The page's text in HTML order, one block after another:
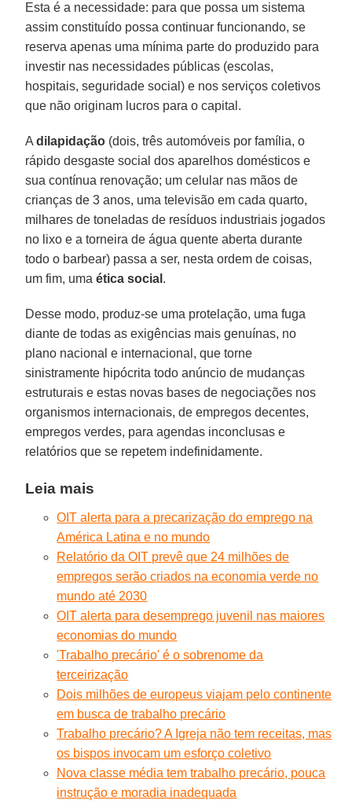
Esta é a necessidade: para que possa um sistema
assim constituído possa continuar funcionando, se
reserva apenas uma mínima parte do produzido para
investir nas necessidades públicas (escolas,
hospitais, seguridade social) e nos serviços coletivos
que não originam lucros para o capital.
Adilapidação (dois, três automóveis por família, o
rápido desgaste social dos aparelhos domésticos e
sua contínua renovação; um celular nas mãos de
crianças de 3 anos, uma televisão em cada quarto,
milhares de toneladas de resíduos industriais jogados
no lixo e a torneira de água quente aberta durante
todo o barbear) passa a ser, nesta ordem de coisas,
um fim, umaética social .
Desse modo, produz-se uma protelação, uma fuga
diante de todas as exigências mais genuínas, no
plano nacional e internacional, que torne
sinistramente hipócrita todo anúncio de mudanças
estruturais e estas novas bases de negociações nos
organismos internacionais, de empregos decentes,
empregos verdes, para agendas inconclusas e
relatórios que se repetem indefinidamente.
Leia mais
OIT alerta para a precarização do emprego na
América Latina e no mundo
Relatório da OIT prevê que 24 milhões de
empregos serão criados na economia verde no
mundo até 2030
OIT alerta para desemprego juvenil nas maiores
economias do mundo
'Trabalho precário' é o sobrenome da
terceirização
Dois milhões de europeus viajam pelo continente
em busca de trabalho precário
Trabalho precário? A Igreja não tem receitas, mas
os bispos invocam um esforço coletivo
Nova classe média tem trabalho precário, pouca
instrução e moradia inadequada